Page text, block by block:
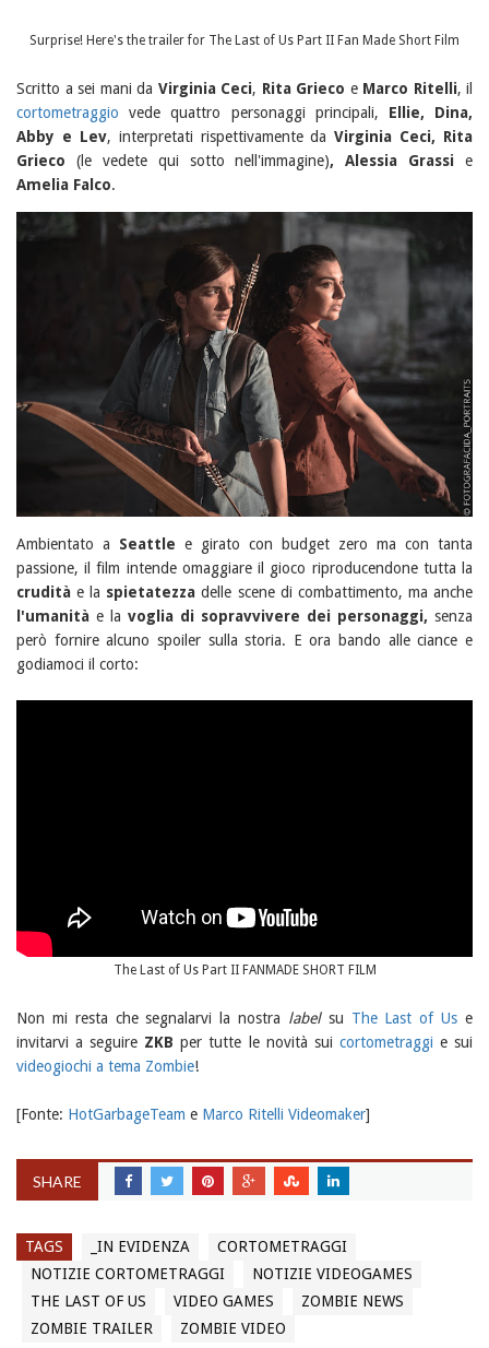
Surprise! Here's the trailer for The Last of Us Part II Fan Made Short Film
Scritto a sei mani da Virginia Ceci, Rita Grieco e Marco Ritelli, il
cortometraggio vede quattro personaggi principali, Ellie, Dina,
Abby e Lev, interpretati rispettivamente daVirginia Ceci, Rita
Grieco (le vedete qui sotto nell'immagine), Alessia Grassi e
Amelia Falco.
Ambientato a Seattle e girato con budget zero ma con tanta
passione, il film intende omaggiare il gioco riproducendone tutta la
cruditàe la spietatezzadelle scene di combattimento, ma anche
l'umanità e la voglia di sopravvivere dei personaggi, senza
però fornire alcuno spoiler sulla storia. E ora bando alle ciance e
godiamoci il corto:
The Last of Us Part II FANMADE SHORT FILM
Non mi resta che segnalarvi la nostra labelsu The Last of Us e
invitarvi a seguire ZKB per tutte le novità sui cortometraggi e sui
videogiochi a tema Zombie!
[Fonte: HotGarbageTeam e Marco Ritelli Videomaker]
SHARE
TAGS _IN EVIDENZA
CORTOMETRAGGI
NOTIZIE CORTOMETRAGGI
NOTIZIE VIDEOGAMES
THE LAST OF US
VIDEO GAMES
ZOMBIE NEWS
ZOMBIE TRAILER
ZOMBIE VIDEO